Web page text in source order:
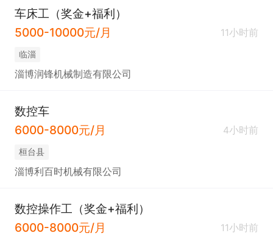
车床工（奖金+福利）
5000-10000元/月
11小时前
临淄
淄博润锋机械制造有限公司
数控车
6000-8000元/月
4小时前
桓台县
淄博利百时机械有限公司
数控操作工（奖金+福利）
6000-8000元/月
11小时前